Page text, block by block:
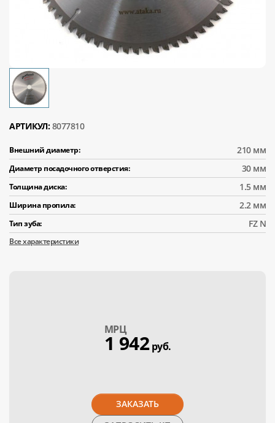
АРТИКУЛ: 8077810
Внешний диаметр: 210 мм
Диаметр посадочного отверстия: 30 мм
Толщина диска: 1.5 мм
Ширина пропила: 2.2 мм
Тип зуба: FZ N
Все характеристики
МPЦ
1 942руб.
ЗАКАЗАТЬ